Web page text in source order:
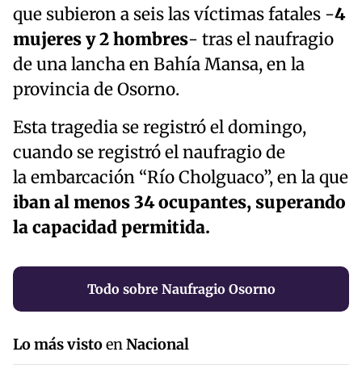
que subieron a seis las víctimas fatales -4
mujeres y 2 hombres- tras el naufragio
de una lancha en Bahía Mansa, en la
provincia de Osorno.
Esta tragedia se registró el domingo,
cuando se registró el naufragio de
la embarcación “Río Cholguaco”, en la que
iban al menos 34 ocupantes, superando
la capacidad permitida.
Todo sobre Naufragio Osorno
Lo más vistoenNacional